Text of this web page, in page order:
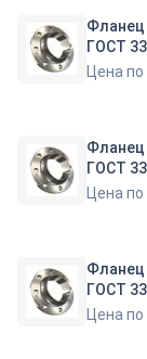
Фланец
ГОСТ
Цена по
Фланец
ГОСТ
Цена по
Фланец
ГОСТ
Цена по